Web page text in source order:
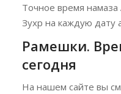
Точное время
Зухр на каждую дату
Рамешки.
сегодня
На нашем сайте вы